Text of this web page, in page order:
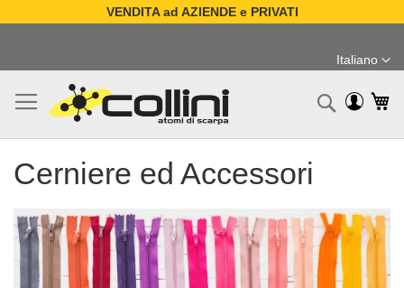
VENDITA ad AZIENDE e PRIVATI
contenuto
Lingua
Italiano
Cerniere ed Accessori